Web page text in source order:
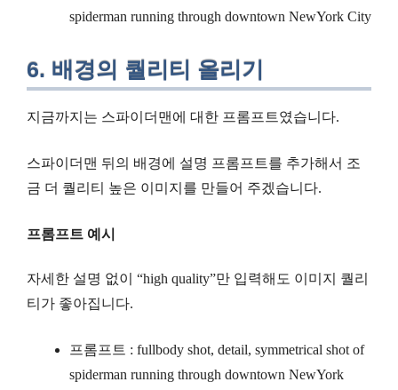
spiderman running through downtown NewYork City
6. 배경의 퀄리티 올리기
지금까지는 스파이더맨에 대한 프롬프트였습니다.
스파이더맨 뒤의 배경에 설명 프롬프트를 추가해서 조
금 더 퀄리티 높은 이미지를 만들어 주겠습니다.
프롬프트 예시
자세한 설명 없이 “high quality”만 입력해도 이미지 퀄리
티가 좋아집니다.
프롬프트 : fullbody shot, detail, symmetrical shot of
spiderman running through downtown NewYork